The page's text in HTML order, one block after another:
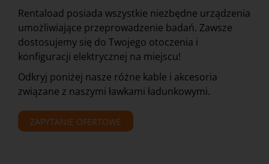
Rentaload posiada wszystkie niezbędne urządzenia
umożliwiające przeprowadzenie badań. Zawsze
dostosujemy się do Twojego otoczenia i
konfiguracji elektrycznej na miejscu!
Odkryj poniżej nasze różne kable i akcesoria
związane z naszymi ławkami ładunkowymi.
ZAPYTANIE OFERTOWE